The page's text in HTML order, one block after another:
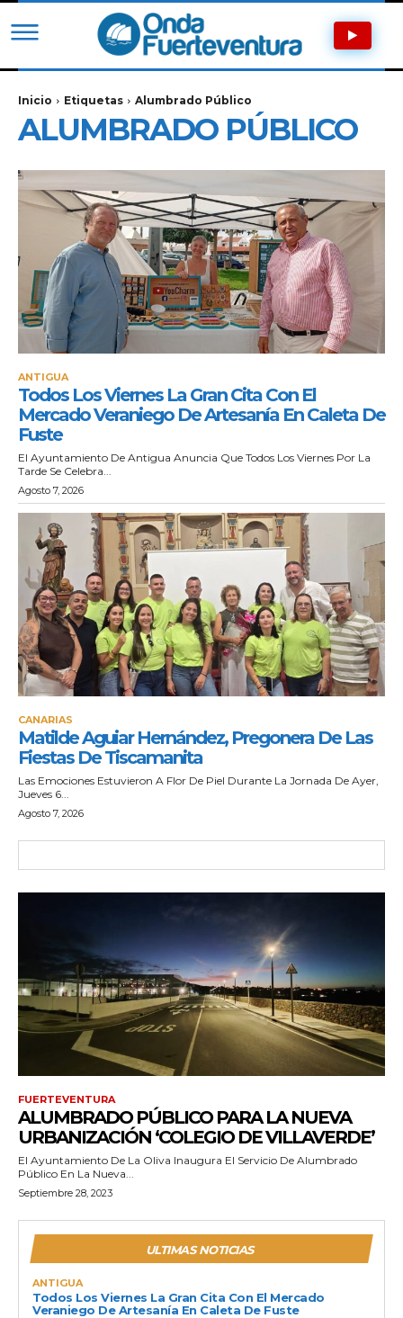
Inicio Etiquetas Alumbrado Público
ALUMBRADO PÚBLICO
ANTIGUA
Todos Los Viernes La Gran Cita Con El
Mercado Veraniego De Artesanía En Caleta De
Fuste
El Ayuntamiento De Antigua Anuncia Que Todos Los Viernes Por La
Tarde Se Celebra...
Agosto 7, 2026
CANARIAS
Matilde Aguiar Hernández, Pregonera De Las
Fiestas De Tiscamanita
Las Emociones Estuvieron A Flor De Piel Durante La Jornada De Ayer,
Jueves 6...
Agosto 7, 2026
FUERTEVENTURA
ALUMBRADO PÚBLICO PARA LA NUEVA
URBANIZACIÓN ‘COLEGIO DE VILLAVERDE’
El Ayuntamiento De La Oliva Inaugura El Servicio De Alumbrado
Público En La Nueva...
Septiembre 28, 2023
ULTIMAS NOTICIAS
ANTIGUA
Todos Los Viernes La Gran Cita Con El Mercado
Veraniego De Artesanía En Caleta De Fuste